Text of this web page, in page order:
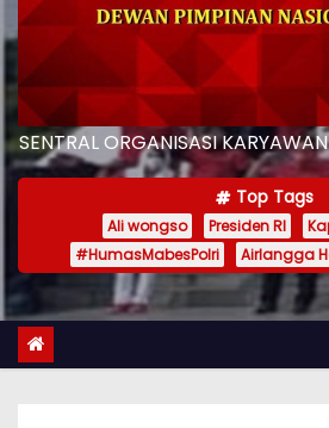
SENTRAL ORGANISASI
Top Tags
Ali wongso Presiden RI
#HumasMabesPolri
Airlangga